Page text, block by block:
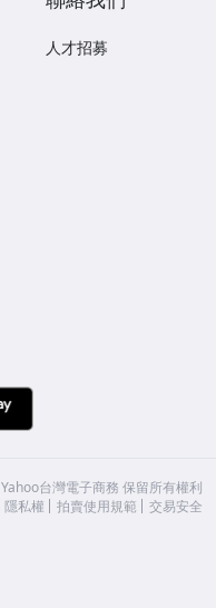
人才招募
Yahoo台灣電子商務 保留所有權利
隱私權 拍賣使用規範 交易安全